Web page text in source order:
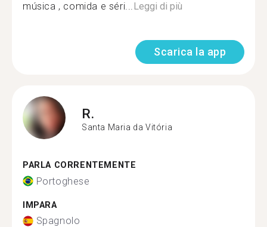
música , comida e séri...Leggi di più
Scarica la app
R.
Santa Maria da Vitória
PARLA CORRENTEMENTE
Portoghese
IMPARA
Spagnolo